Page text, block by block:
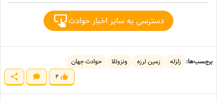
دسترسی به سایر اخبار حوادث
برچسب‌ها: زلزله زمین لرزه ونزوئلا
حوادث جهان
4